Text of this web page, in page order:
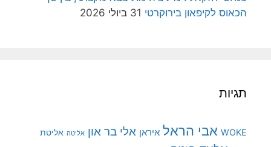
הכאוס לקיפאון בירוקרטי 31 ביולי 2026
תגיות
WOKE אבי הראל איראן אלי בר און אליטה אליטת